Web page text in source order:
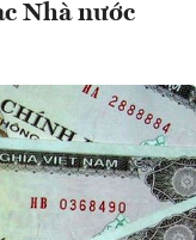
Nhà nước